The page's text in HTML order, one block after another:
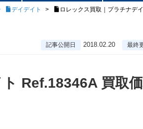
デイデイト ロレックス買取｜プラチナデ
記事公開日 2018.02.20 最終
Ref.18346A 買取